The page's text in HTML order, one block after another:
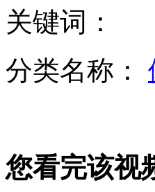
上海：加强入沪道口检
保监会：大病保险业务
关键词：
分类名称：
您看完该视